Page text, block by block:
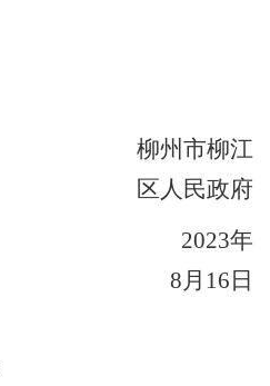
柳州市柳江
区人民政府
2023年
8月 16 日